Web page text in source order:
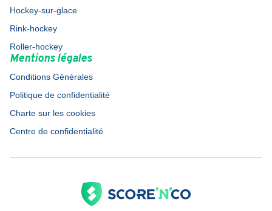
Hockey-sur-glace
Rink-hockey
Roller-hockey
Mentions légales
Conditions Générales
Politique de confidentialité
Charte sur les cookies
Centre de confidentialité